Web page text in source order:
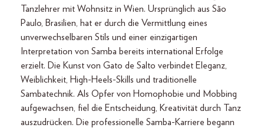
Tanzlehrer mit Wohnsitz in Wien. Ursprünglich aus São
Paulo, Brasilien, hat er durch die Vermittlung eines
unverwechselbaren Stils und einer einzigartigen
Interpretation von Samba bereits international Erfolge
erzielt. Die Kunst von Gato de Salto verbindet Eleganz,
Weiblichkeit, High-Heels-Skills und traditionelle
Sambatechnik. Als Opfer von Homophobie und Mobbing
aufgewachsen, fiel die Entscheidung, Kreativität durch Tanz
auszudrücken. Die professionelle Samba-Karriere begann